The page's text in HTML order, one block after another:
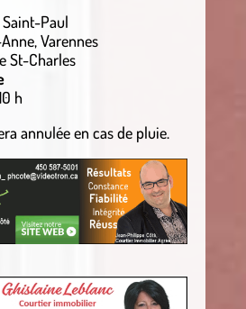
Paul
Varennes
St-Charles
h
annulée en cas de pluie.